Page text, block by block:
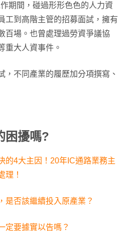
期間，碰過形形色色的人力資
工到高階主管的招募面試，擁有
百場。也曾處理過勞資爭議協
重大人資事件。
，不同產業的履歷加分項撰寫、
困擾嗎?
的4大主因！20年IC通路業務主
理！
是否該繼續投入原產業？
定要據實以告嗎？